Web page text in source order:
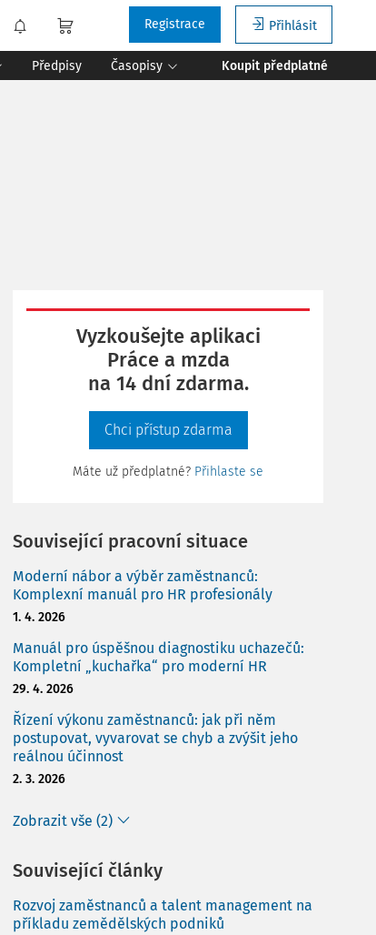
Přihlásit
Registrace
Předpisy Časopisy Koupit předplatné
Vyzkoušejte aplikaci
Práce a mzda
na 14 dní zdarma.
Chci přístup zdarma
Máte už předplatné? Přihlaste se
Související pracovní situace
Moderní nábor a výběr zaměstnanců:
Komplexní manuál pro HR profesionály
1. 4. 2026
Manuál pro úspěšnou diagnostiku uchazečů:
Kompletní „kuchařka“ pro moderní HR
29. 4. 2026
Řízení výkonu zaměstnanců: jak při něm
postupovat, vyvarovat se chyb a zvýšit jeho
reálnou účinnost
2. 3. 2026
Zobrazit vše (2)
Související články
Rozvoj zaměstnanců a talent management na
příkladu zemědělských podniků